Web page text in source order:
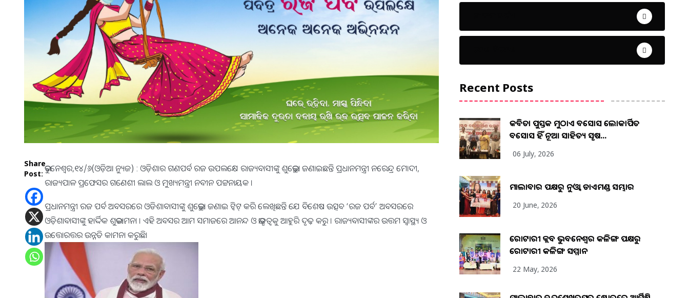
Share
Post:
ଭୁବନେଶ୍ବର,୧୪/୬(ଓଡ଼ିଆ ନ୍ୟୁଜ) : ଓଡ଼ିଶାର ଗଣପର୍ବ ରଜ ଉପଲକ୍ଷେ ରାଜ୍ୟବାସୀଙ୍କୁ ଶୁଭେଚ୍ଛା ଜଣାଇଛନ୍ତି ପ୍ରଧାନମନ୍ତ୍ରୀ ନରେନ୍ଦ୍ର ମୋଦୀ,
ରାଜ୍ୟପାଳ ପ୍ରଫେସର ଗଣେଶୀ ଲାଲ ଓ ମୁଖ୍ୟମନ୍ତ୍ରୀ ନବୀନ ପଟ୍ଟନାୟକ ।
ପ୍ରଧାନମନ୍ତ୍ରୀ ରଜ ପର୍ବ ଅବସରରେ ଓଡିଶାବାସୀଙ୍କୁ ଶୁଭେଚ୍ଛା ଜଣାଇ ଟ୍ବିଟ୍ କରି ଲେଖିଛନ୍ତି ଯେ ବିଶେଷ ଉତ୍ସବ ‘ରଜ ପର୍ବ’ ଅବସରରେ
ଓଡ଼ିଶାବାସୀଙ୍କୁ ହାର୍ଦ୍ଦିକ ଶୁଭକାମନା । ଏହି ଅବସର ଆମ ସମାଜରେ ଆନନ୍ଦ ଓ ଭାତୃତ୍ୱକୁ ଆହୁରି ଦୃଢ଼ କରୁ । ରାଜ୍ୟବାସୀଙ୍କର ଉତ୍ତମ ସ୍ୱାସ୍ଥ୍ୟ ଓ
ଉତ୍ତୋରତ୍ତର ଉନ୍ନତି କାମନା କରୁଛି।
Recent Posts
କବିତା ପୁସ୍ତକ ମୁଠାଏ ଅବସୋସ ଲୋକାର୍ପିତ
ଅବସୋସ ହିଁ ନୂଆ ସାହିତ୍ୟ ସୃଷ...
06 July, 2026
ମାଲାବାର ପକ୍ଷରୁ ନୁଓ୍ବା ଡାଏମଣ୍ଡ ସମ୍ଭାର
20 June, 2026
ରୋଟାରୀ କ୍ଲବ ଭୁବନେଶ୍ୱର କଳିଙ୍ଗ ପକ୍ଷରୁ
ରୋଟାରୀ କଳିଙ୍ଗ ସମ୍ମାନ
22 May, 2026